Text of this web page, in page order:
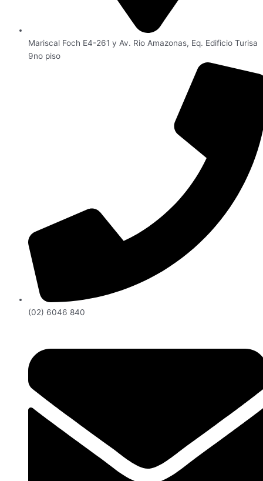
Mariscal Foch E4-261 y Av. Rio Amazonas, Eq. Edificio Turisa
9no piso
(02) 6046 840